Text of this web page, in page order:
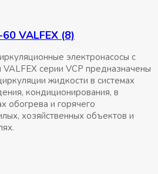
VALFEX (8)
электронасосы с
серии VCP предназначены
жидкости в системах
кондиционирования, в
обогрева и горячего
хозяйственных объектов и